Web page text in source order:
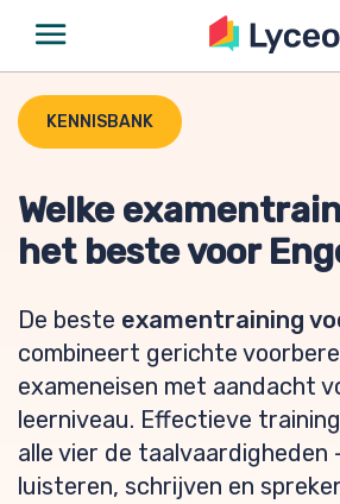
KENNISBANK
Welke
het beste voor
De beste examentraining
combineert gerichte
exameneisen met aandacht
leerniveau. Effectieve
alle vier de taalvaardigheden
luisteren, schrijven en